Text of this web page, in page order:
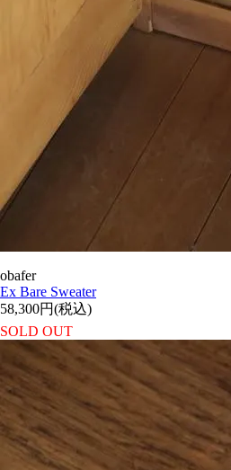
obafer
Ex Bare Sweater
58,300円(税込)
SOLD OUT